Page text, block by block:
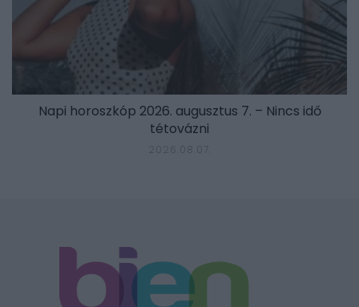
Napi horoszkóp 2026. augusztus 7. – Nincs idő
tétovázni
2026.08.07.